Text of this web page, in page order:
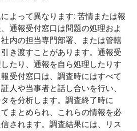
よって異なります: 苦情または報
通報受付窓口は問題の処理およ
内の担当専門部署、または管轄
き渡すことがあります。通報受
たり、通報を自ら処理したりす
受付窓口は、調査時にはすべて
人や当事者と話し合いを行い、
を分析します。調査終了時に
まとめられ、これらの情報を必
されます。調査結果には、リス